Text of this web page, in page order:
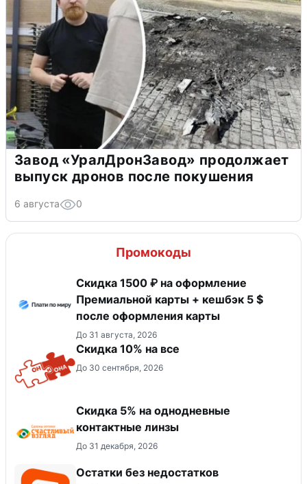
Завод «УралДронЗавод» продолжает
выпуск дронов после покушения
6 августа 0
Промокоды
Скидка 1500 ₽ на оформление
Премиальной карты + кешбэк 5 $
после оформления карты
До 31 августа, 2026
Скидка 10% на все
До 30 сентября, 2026
Скидка 5% на однодневные
контактные линзы
До 31 декабря, 2026
Остатки без недостатков